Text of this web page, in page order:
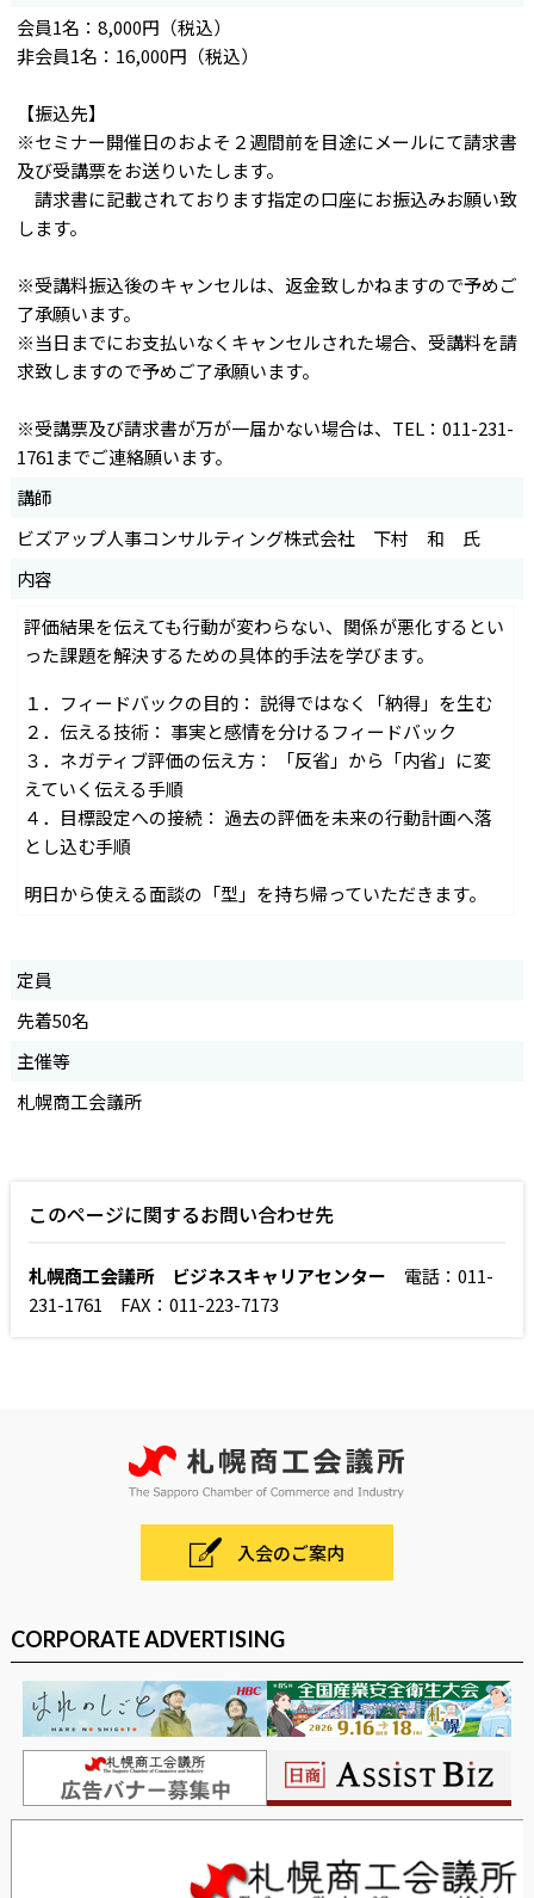
会員1名：8,000円（税込）
非会員1名：16,000円（税込）
【振込先】
※セミナー開催日のおよそ２週間前を目途にメールにて請求書
及び受講票をお送りいたします。
請求書に記載されております指定の口座にお振込みお願い致
します。
※受講料振込後のキャンセルは、返金致しかねますので予めご
了承願います。
※当日までにお支払いなくキャンセルされた場合、受講料を請
求致しますので予めご了承願います。
※受講票及び請求書が万が一届かない場合は、TEL：011-231-
1761までご連絡願います。
講師
ビズアップ人事コンサルティング株式会社 下村 和 氏
内容
評価結果を伝えても行動が変わらない、関係が悪化するとい
った課題を解決するための具体的手法を学びます。
１．フィードバックの目的： 説得ではなく「納得」を生む
２．伝える技術： 事実と感情を分けるフィードバック
３．ネガティブ評価の伝え方： 「反省」から「内省」に変
えていく伝える手順
４．目標設定への接続： 過去の評価を未来の行動計画へ落
とし込む手順
明日から使える面談の「型」を持ち帰っていただきます。
定員
先着50名
主催等
札幌商工会議所
このページに関するお問い合わせ先
札幌商工会議所 ビジネスキャリアセンター 電話：011-
231-1761 FAX：011-223-7173
入会のご案内
CORPORATE ADVERTISING